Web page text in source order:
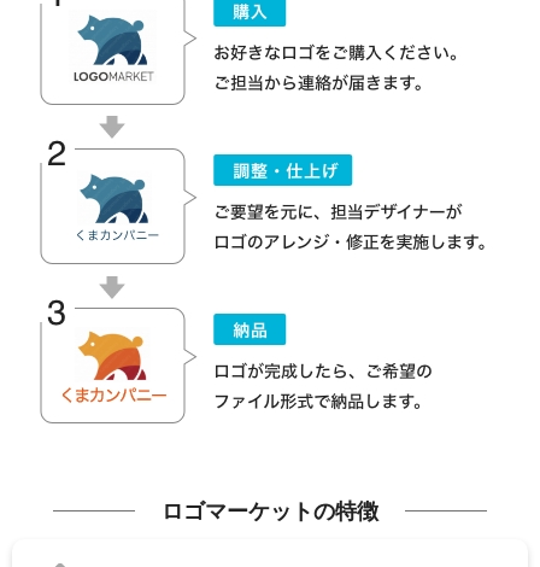
ロゴマーケットの特徴